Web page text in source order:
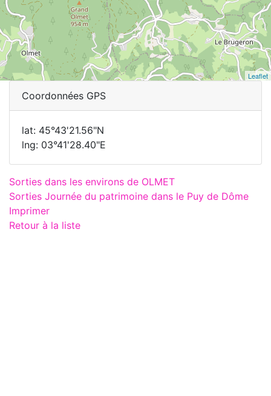
Leaflet
Coordonnées GPS
lat: 45°43'21.56"N
lng: 03°41'28.40"E
Sorties dans les environs de OLMET
Sorties Journée du patrimoine dans le Puy de Dôme
Imprimer
Retour à la liste